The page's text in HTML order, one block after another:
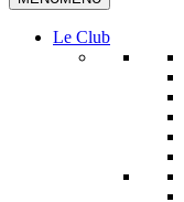
Le Club